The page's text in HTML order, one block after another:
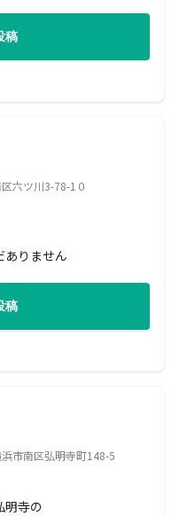
稿
六ツ川3-78-1０
ありません
稿
市南区弘明寺町148-5
明寺の